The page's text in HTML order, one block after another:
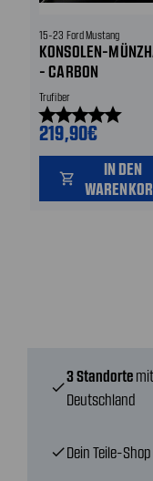
15-23 Ford Mustang
KONSOLEN-
- CARBON
Trufiber
starstarstarstarstar
219,90€
shopping_cart
IN DEN
check
3 Standorte
Deutschland
checkDein Teile-